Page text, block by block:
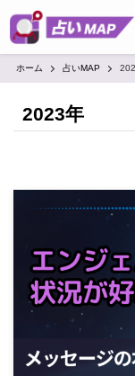
ホーム 占いMAP
2023年